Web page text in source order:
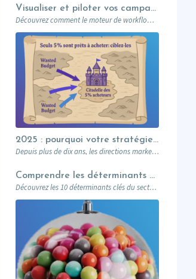
Visualiser et piloter vos campagnes avec les workflows graphiques Paminga.
Découvrez comment le moteur de workflows graphiques de Paminga vous permet de visualiser toute la logique de vos campagnes en un seul coup d’œil — branches conditionnelles, AB tests, waits et intégration Salesforce.
2025 : pourquoi votre stratégie de lead gen ne suffit plus (et comment l’Account-Based Marketing peut relancer vos performances)
Depuis plus de dix ans, les directions marketing B2B ont investi dans des plateformes…
Comprendre les déterminants du secteur de l’éducation et leurs impacts sur le marketing
Découvrez les 10 déterminants clés du secteur de l’éducation et leur impact sur le marketing : attentes des prospects, innovations digitales, impact sociétal, et stratégies pour des campagnes réussies. Un guide complet pour les professionnels du marketing éducatif.